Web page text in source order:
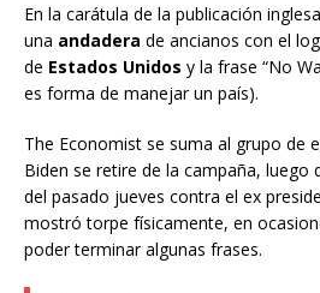
En la carátula de la publicación
una andadera de ancianos con el
de Estados Unidos y la frase “No
es forma de manejar un país).
The Economist se suma al grupo de
Biden se retire de la campaña, luego
del pasado jueves contra el ex
mostró torpe físicamente, en
poder terminar algunas frases.